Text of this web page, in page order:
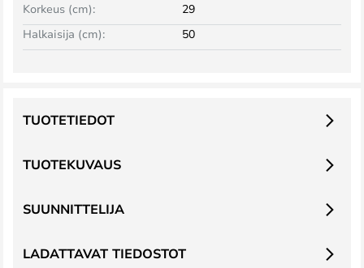
Korkeus (cm):
29
Halkaisija (cm):
50
TUOTEKUVAUS
TUOTETIEDOT
SUUNNITTELIJA
LADATTAVAT TIEDOSTOT